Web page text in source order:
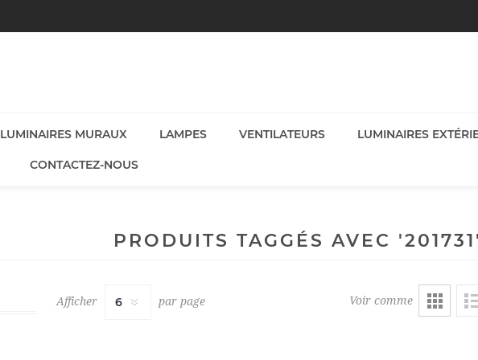
LUMINAIRES MURAUX LAMPES VENTILATEURS LUMINAIRES
CONTACTEZ-NOUS
PRODUITS TAGGÉS AVEC '201731'
Voir comme
Afficher par page